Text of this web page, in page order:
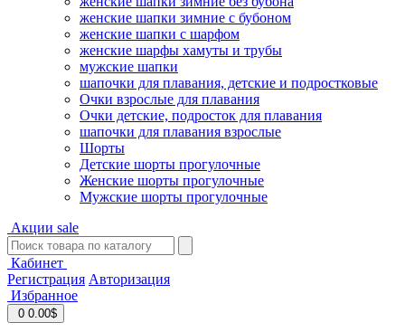
женские шапки зимние с бубоном
женские шапки с шарфом
женские шарфы хамуты и трубы
мужские шапки
шапочки для плавания, детские и подростковые
Очки взрослые для плавания
Очки детские, подросток для плавания
шапочки для плавания взрослые
Шорты
Детские шорты прогулочные
Женские шорты прогулочные
Мужские шорты прогулочные
Акции sale
Кабинет
Регистрация Авторизация
Избранное
0 0.00$